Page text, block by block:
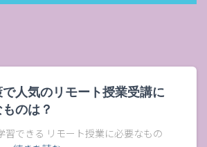
人気のリモート授業受講に
のは？
習できる リモート授業に必要なもの